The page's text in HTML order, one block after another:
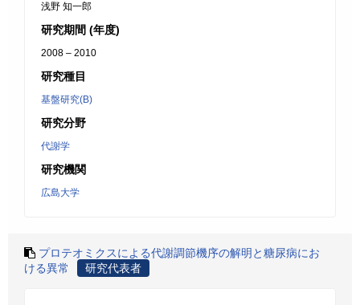
浅野 知一郎
研究期間 (年度)
2008 – 2010
研究種目
基盤研究(B)
研究分野
代謝学
研究機関
広島大学
プロテオミクスによる代謝調節機序の解明と糖尿病にお
ける異常
研究代表者